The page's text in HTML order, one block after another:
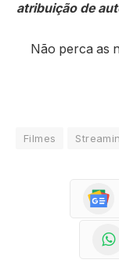
atribuição de
Não perca as
Filmes